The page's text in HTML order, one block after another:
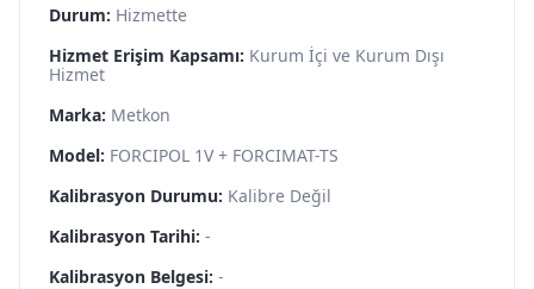
Durum: Hizmette
Hizmet Erişim Kapsamı: Kurum İçi ve Kurum Dışı
Hizmet
Marka: Metkon
Model: FORCIPOL 1V + FORCIMAT-TS
Kalibrasyon Durumu: Kalibre Değil
Kalibrasyon Tarihi: -
Kalibrasyon Belgesi: -